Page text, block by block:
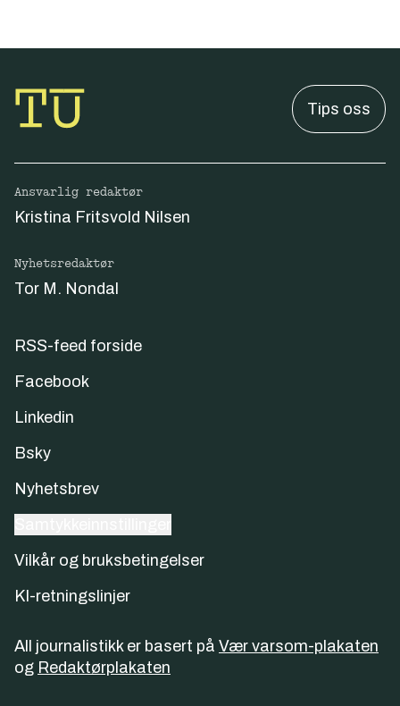
Tips oss
Ansvarlig redaktør
Kristina Fritsvold Nilsen
Nyhetsredaktør
Tor M. Nondal
RSS-feed forside
Facebook
Linkedin
Bsky
Nyhetsbrev
Vilkår og bruksbetingelser
KI-retningslinjer
All journalistikk er basert på Vær varsom-plakaten
og Redaktørplakaten